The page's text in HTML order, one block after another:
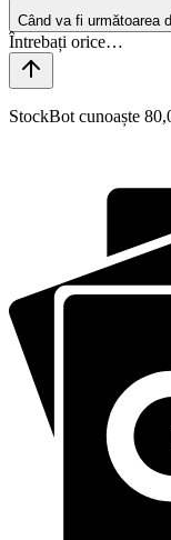
Când va fi următoarea
StockBot cunoaște